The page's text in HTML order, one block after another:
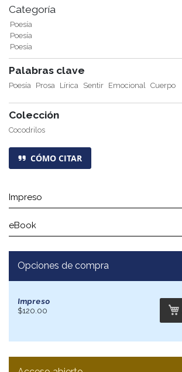
Categoría
Poesía
Poesía
Poesía
Palabras clave
Poesía Prosa Lírica Sentir Emocional Cuerpo
Colección
Cocodrilos
CÓMO CITAR
Impreso
eBook
Opciones de compra
Impreso
$120.00